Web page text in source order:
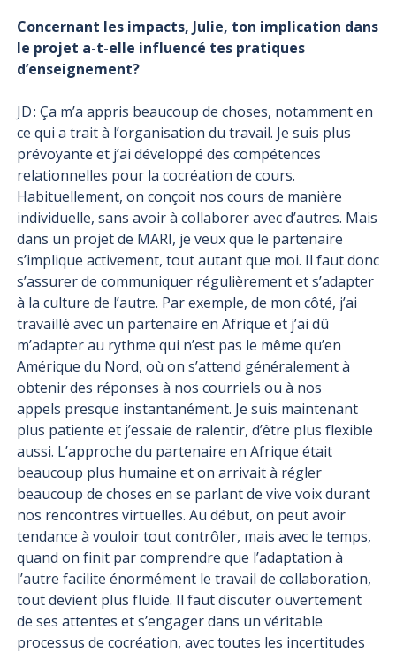
Concernant les impacts, Julie, ton implication dans
le projet a-t-elle influencé tes pratiques
d’enseignement?
JD : Ça m’a appris beaucoup de choses, notamment en
ce qui a trait à l’organisation du travail. Je suis plus
prévoyante et j’ai développé des compétences
relationnelles pour la cocréation de cours.
Habituellement, on conçoit nos cours de manière
individuelle, sans avoir à collaborer avec d’autres. Mais
dans un projet de MARI, je veux que le partenaire
s’implique activement, tout autant que moi. Il faut donc
s’assurer de communiquer régulièrement et s’adapter
à la culture de l’autre. Par exemple, de mon côté, j’ai
travaillé avec un partenaire en Afrique et j’ai dû
m’adapter au rythme qui n’est pas le même qu’en
Amérique du Nord, où on s’attend généralement à
obtenir des réponses à nos courriels ou à nos
appels presque instantanément. Je suis maintenant
plus patiente et j’essaie de ralentir, d’être plus flexible
aussi. L’approche du partenaire en Afrique était
beaucoup plus humaine et on arrivait à régler
beaucoup de choses en se parlant de vive voix durant
nos rencontres virtuelles. Au début, on peut avoir
tendance à vouloir tout contrôler, mais avec le temps,
quand on finit par comprendre que l’adaptation à
l’autre facilite énormément le travail de collaboration,
tout devient plus fluide. Il faut discuter ouvertement
de ses attentes et s’engager dans un véritable
processus de cocréation, avec toutes les incertitudes